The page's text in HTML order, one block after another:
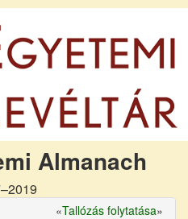
Almanach
«Tallózás folytatása»